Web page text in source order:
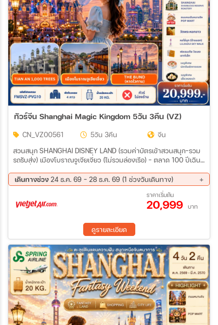
สายการบิน
ตั้งแต่วันที่
ถึงวันที่
เฉพาะเดือน
ค้นหา
ทัวร์จีน Shanghai Magic Kingdom 5วัน 3คืน (VZ)
CN_VZ00561 5วัน 3คืน
จีน
สวนสนุก SHANGHAI DISNEY LAND (รวมค่าบัตรเข้าสวนสนุก-รวม
รถรับส่ง) เมืองโบราณจูเจียเจี่ยว (ไม่รวมล่องเรือ) - ตลาด 100 ปีเฉิน
THE LOUIS – ถนนคนเดินหนานจิง - ร้าน POP MART – THE BUND
(หาดไว่ทาน) วัดพระหยกขาว – TIAN AN 1,000 TREES เทียนอัน
อาคารต้นไม้พันต้น -หอไข่มุก(ด้านนอก) - LUJIAZUI SKY WALK -
ฟอเรนเทีย วิลเลจ เอาท์เล็ท (FLORENTIA VILLAGE) – สนามบิน
เดินทางช่วง 24 ธ.ค. 69 - 28 ธ.ค. 69 (1 ช่วงวันเดินทาง)
ราคาเริ่มต้น
20,999 บาท
ดูรายละเอียด